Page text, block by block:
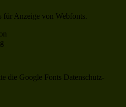
für Anzeige von Webfonts.
die Google Fonts Datenschutz-